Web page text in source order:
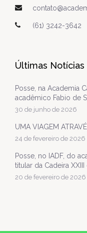
(61) 3242-3642
Últimas Notícias
Posse, na Academia
acadêmico Fabio de
30 de junho de 2026
UMA VIAGEM
24 de fevereiro de 2026
Posse, no IADF, do
titular da Cadeira XXIII
20 de fevereiro de 2026